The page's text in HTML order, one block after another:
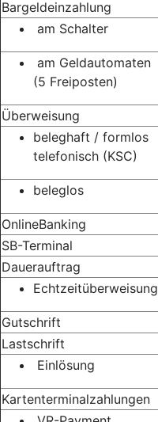
Bargeldeinzahlung
am Schalter
am Geldautomaten
(5 Freiposten)
Überweisung
beleghaft / formlos
telefonisch (KSC)
beleglos
OnlineBanking
SB-Terminal
Dauerauftrag
Echtzeitüberweisung
Gutschrift
Lastschrift
Einlösung
Kartenterminalzahlungen